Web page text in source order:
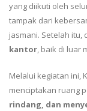
yang diikuti oleh
tampak dari
jasmani. Setelah itu,
kantor, baik di luar
Melalui kegiatan ini,
menciptakan ruang
rindang, dan